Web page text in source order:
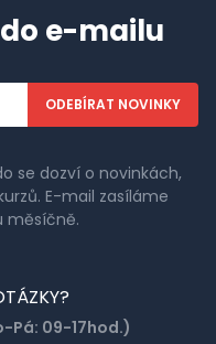
e-mailu
se dozví o novinkách,
E-mail zasíláme
měsíčně.
Pá: 09-17hod.)